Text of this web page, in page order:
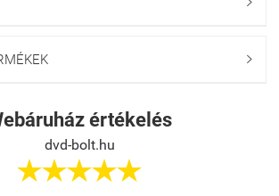

értékelés
dvd-bolt.hu
